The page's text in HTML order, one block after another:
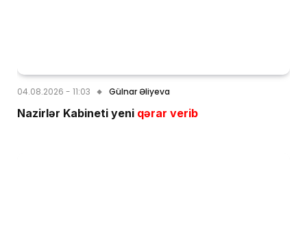
04.08.2026 - 11:03 Gülnar Əliyeva
Nazirlər Kabineti yeni qərar verib